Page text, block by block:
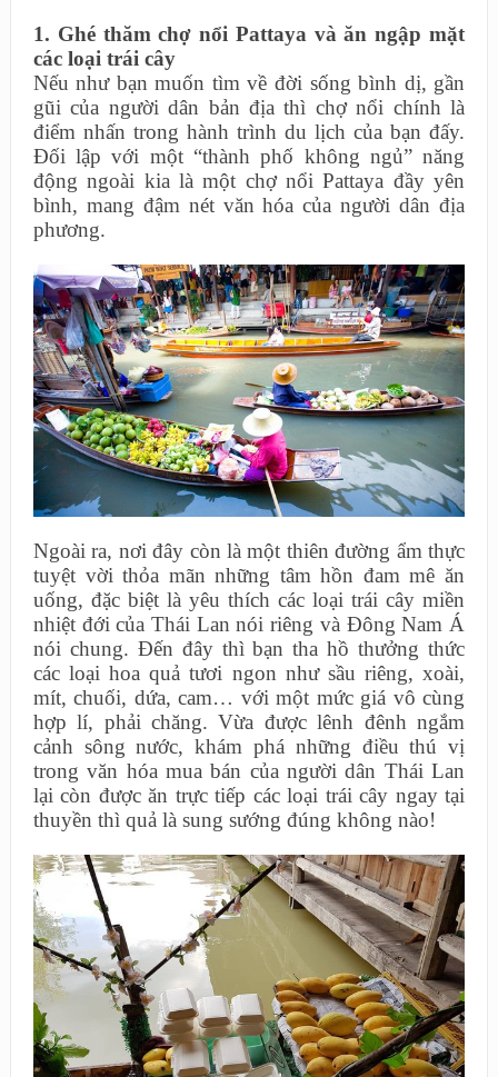
1. Ghé thăm chợ nổi Pattaya và ăn ngập mặt
các loại trái cây
Nếu như bạn muốn tìm về đời sống bình dị, gần
gũi của người dân bản địa thì chợ nổi chính là
điểm nhấn trong hành trình du lịch của bạn đấy.
Đối lập với một “thành phố không ngủ” năng
động ngoài kia là một chợ nổi Pattaya đầy yên
bình, mang đậm nét văn hóa của người dân địa
phương.
Ngoài ra, nơi đây còn là một thiên đường ẩm thực
tuyệt vời thỏa mãn những tâm hồn đam mê ăn
uống, đặc biệt là yêu thích các loại trái cây miền
nhiệt đới của Thái Lan nói riêng và Đông Nam Á
nói chung. Đến đây thì bạn tha hồ thưởng thức
các loại hoa quả tươi ngon như sầu riêng, xoài,
mít, chuối, dứa, cam… với một mức giá vô cùng
hợp lí, phải chăng. Vừa được lênh đênh ngắm
cảnh sông nước, khám phá những điều thú vị
trong văn hóa mua bán của người dân Thái Lan
lại còn được ăn trực tiếp các loại trái cây ngay tại
thuyền thì quả là sung sướng đúng không nào!